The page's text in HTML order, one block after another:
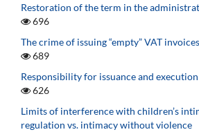
Restoration of the term in the
696
The crime of issuing “empty” VAT invoices
689
Responsibility for issuance and
626
Limits of interference with children’s
regulation vs. intimacy without violence